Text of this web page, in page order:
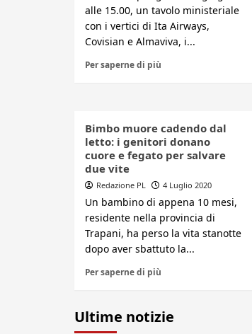
alle 15.00, un tavolo ministeriale
con i vertici di Ita Airways,
Covisian e Almaviva, i...
Per saperne di più
Bimbo muore cadendo dal
letto: i genitori donano
cuore e fegato per salvare
due vite
Redazione PL 4 Luglio 2020
Un bambino di appena 10 mesi,
residente nella provincia di
Trapani, ha perso la vita stanotte
dopo aver sbattuto la...
Per saperne di più
Ultime notizie